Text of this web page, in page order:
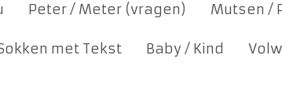
Peter / Meter (vragen) Mutsen /
met Tekst Baby / Kind